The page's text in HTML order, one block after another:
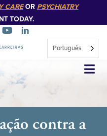
CAREOR PSYCHIATRY
TODAY.
Português
contra a